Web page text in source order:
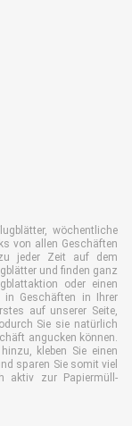
wöchentliche
von allen Geschäften
jeder Zeit auf dem
und finden ganz
oder einen
in Geschäften in Ihrer
auf unserer Seite,
Sie sie natürlich
angucken können.
kleben Sie einen
sparen Sie somit viel
aktiv zur Papiermüll-